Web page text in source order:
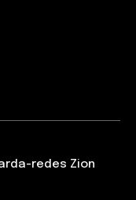
redes Zion